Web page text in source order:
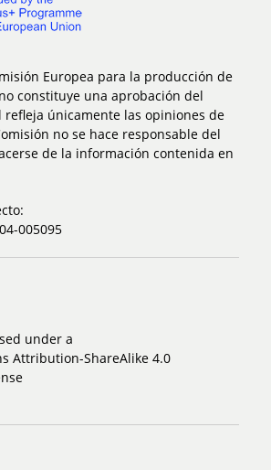
Europea para la producción de
constituye una aprobación del
refleja únicamente las opiniones de
no se hace responsable del
de la información contenida en
005095
under a
Attribution-ShareAlike 4.0